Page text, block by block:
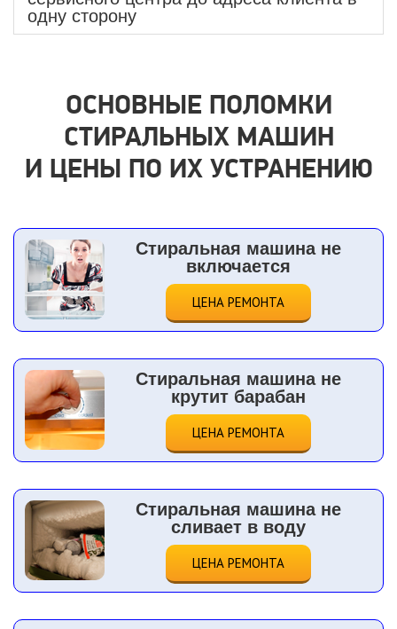
одну сторону
ОСНОВНЫЕ ПОЛОМКИ
СТИРАЛЬНЫХ МАШИН
И ЦЕНЫ ПО ИХ УСТРАНЕНИЮ
Стиральная машина не
включается
ЦЕНА РЕМОНТА
Стиральная машина не
крутит барабан
ЦЕНА РЕМОНТА
Стиральная машина не
сливает в воду
ЦЕНА РЕМОНТА